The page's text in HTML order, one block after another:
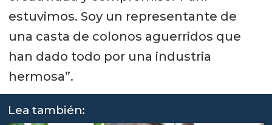
estuvimos. Soy un representante de
una casta de colonos aguerridos que
han dado todo por una industria
hermosa”.
Lea también: